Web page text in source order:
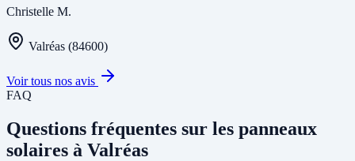
Christelle M.
Valréas (84600)
Voir tous nos avis
FAQ
Questions fréquentes sur les panneaux
solaires à Valréas